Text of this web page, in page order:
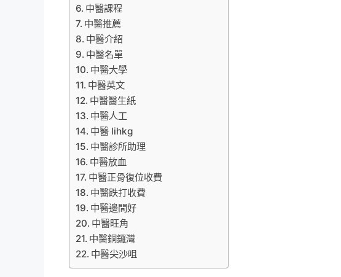
中醫課程
中醫推薦
中醫介紹
中醫名單
中醫大學
中醫英文
中醫醫生紙
中醫人工
中醫 lihkg
中醫診所助理
中醫放血
中醫正骨復位收費
中醫跌打收費
中醫邊間好
中醫旺角
中醫銅鑼灣
中醫尖沙咀